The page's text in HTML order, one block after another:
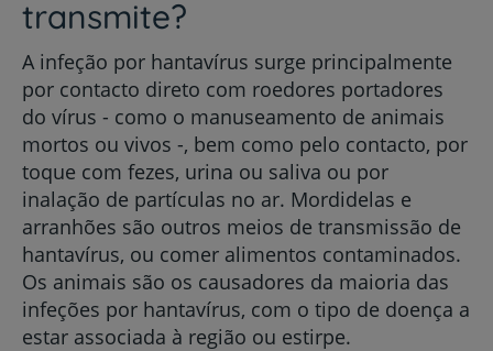
transmite?
A infeção por hantavírus surge principalmente
por contacto direto com roedores portadores
do vírus - como o manuseamento de animais
mortos ou vivos -, bem como pelo contacto, por
toque com fezes, urina ou saliva ou por
inalação de partículas no ar. Mordidelas e
arranhões são outros meios de transmissão de
hantavírus, ou comer alimentos contaminados.
Os animais são os causadores da maioria das
infeções por hantavírus, com o tipo de doença a
estar associada à região ou estirpe.